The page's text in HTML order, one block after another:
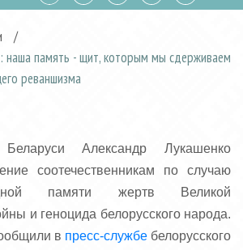
/
наша память - щит, которым мы сдерживаем
реваншизма
Беларуси Александр Лукашенко
соотечественникам по случаю
памяти жертв Великой
и геноцида белорусского народа.
в пресс-службе белорусского